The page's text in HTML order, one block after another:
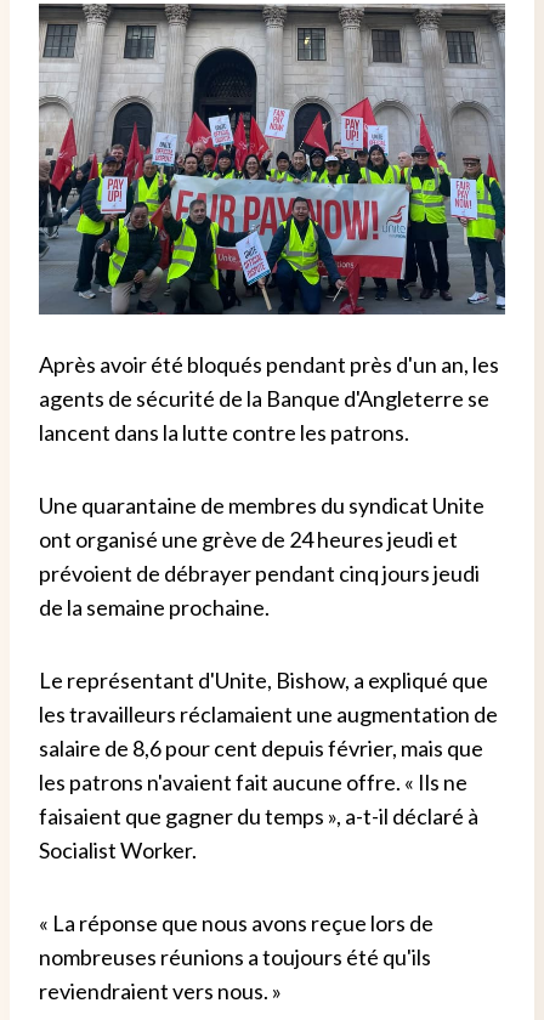
Après avoir été bloqués pendant près d'un an, les
agents de sécurité de la Banque d'Angleterre se
lancent dans la lutte contre les patrons.
Une quarantaine de membres du syndicat Unite
ont organisé une grève de 24 heures jeudi et
prévoient de débrayer pendant cinq jours jeudi
de la semaine prochaine.
Le représentant d'Unite, Bishow, a expliqué que
les travailleurs réclamaient une augmentation de
salaire de 8,6 pour cent depuis février, mais que
les patrons n'avaient fait aucune offre. « Ils ne
faisaient que gagner du temps », a-t-il déclaré à
Socialist Worker.
« La réponse que nous avons reçue lors de
nombreuses réunions a toujours été qu'ils
reviendraient vers nous. »